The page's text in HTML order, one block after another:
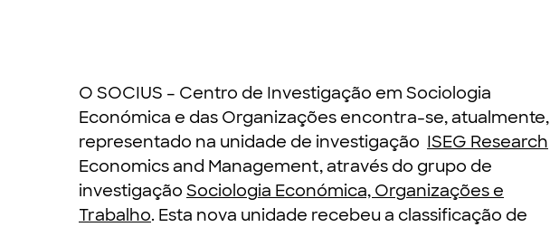
O SOCIUS – Centro de Investigação em Sociologia
Económica e das Organizações encontra-se, atualmente,
representado na unidade de investigação ISEG Research
Economics and Management, através do grupo de
investigação Sociologia Económica, Organizações e
Trabalho. Esta nova unidade recebeu a classificação de